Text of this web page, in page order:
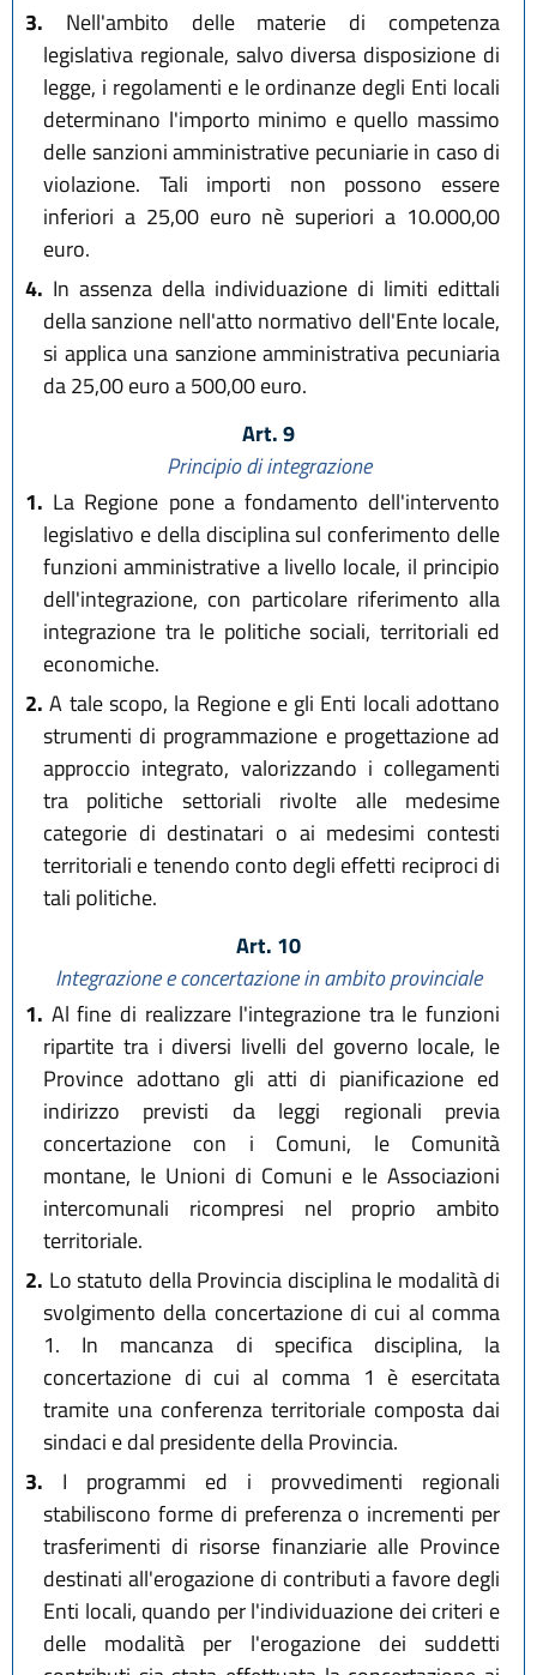
3. Nell'ambito delle materie di competenza
legislativa regionale, salvo diversa disposizione di
legge, i regolamenti e le ordinanze degli Enti locali
determinano l'importo minimo e quello massimo
delle sanzioni amministrative pecuniarie in caso di
violazione. Tali importi non possono essere
inferiori a 25,00 euro nè superiori a 10.000,00
euro.
4. In assenza della individuazione di limiti edittali
della sanzione nell'atto normativo dell'Ente locale,
si applica una sanzione amministrativa pecuniaria
da 25,00 euro a 500,00 euro.
Art. 9
Principio di integrazione
1. La Regione pone a fondamento dell'intervento
legislativo e della disciplina sul conferimento delle
funzioni amministrative a livello locale, il principio
dell'integrazione, con particolare riferimento alla
integrazione tra le politiche sociali, territoriali ed
economiche.
2. A tale scopo, la Regione e gli Enti locali adottano
strumenti di programmazione e progettazione ad
approccio integrato, valorizzando i collegamenti
tra politiche settoriali rivolte alle medesime
categorie di destinatari o ai medesimi contesti
territoriali e tenendo conto degli effetti reciproci di
tali politiche.
Art. 10
Integrazione e concertazione in ambito provinciale
1. Al fine di realizzare l'integrazione tra le funzioni
ripartite tra i diversi livelli del governo locale, le
Province adottano gli atti di pianificazione ed
indirizzo previsti da leggi regionali previa
concertazione con i Comuni, le Comunità
montane, le Unioni di Comuni e le Associazioni
intercomunali ricompresi nel proprio ambito
territoriale.
2. Lo statuto della Provincia disciplina le modalità di
svolgimento della concertazione di cui al comma
1. In mancanza di specifica disciplina, la
concertazione di cui al comma 1 è esercitata
tramite una conferenza territoriale composta dai
sindaci e dal presidente della Provincia.
3. I programmi ed i provvedimenti regionali
stabiliscono forme di preferenza o incrementi per
trasferimenti di risorse finanziarie alle Province
destinati all'erogazione di contributi a favore degli
Enti locali, quando per l'individuazione dei criteri e
delle modalità per l'erogazione dei suddetti